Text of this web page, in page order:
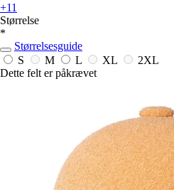
+11
Størrelse
*
Størrelsesguide
S
M L XL
2XL
Dette felt er påkrævet